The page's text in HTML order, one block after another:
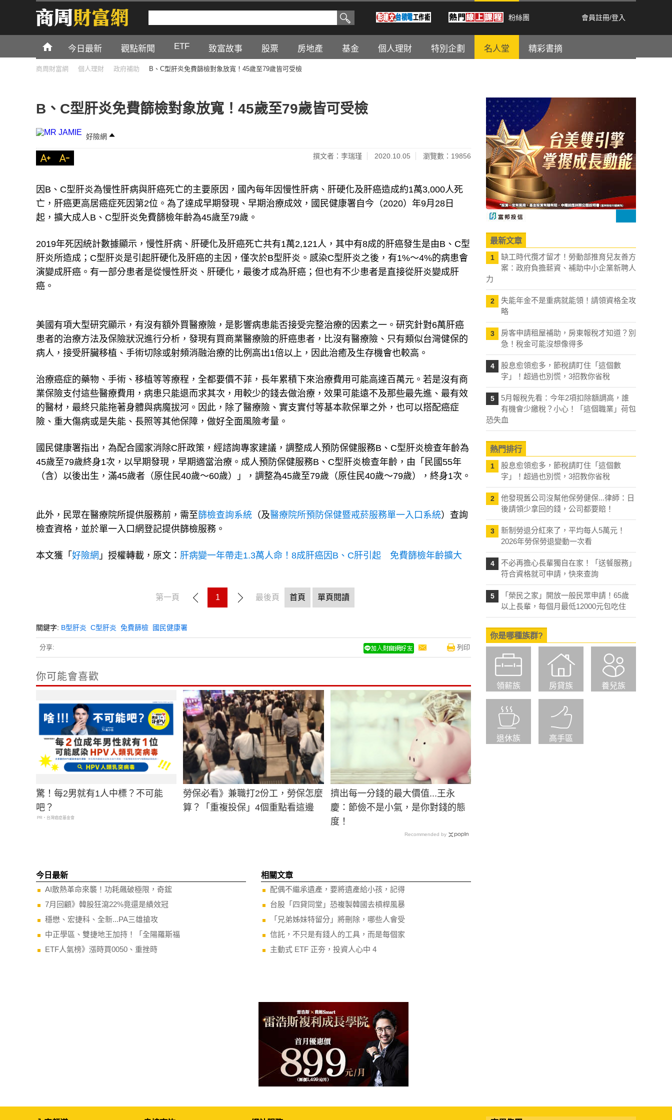
粉絲團 會員註冊/登入
今日最新 觀點新聞 ETF 致富故事 股票 房地產 基金 個人理財 特別企劃 名人堂 精彩書摘
商周財富網 個人理財 政府補助 B、C型肝炎免費篩檢對象放寬！45歲至79歲皆可受檢
B、C型肝炎免費篩檢對象放寬！45歲至79歲皆可受檢
好險網
撰文者：李瑞瑾 2020.10.05 瀏覽數：19856
因B、C型肝炎為慢性肝病與肝癌死亡的主要原因，國內每年因慢性肝病、肝硬化及肝癌造成約1萬3,000人死
亡，肝癌更高居癌症死因第2位。為了達成早期發現、早期治療成效，國民健康署自今（2020）年9月28日
起，擴大成人B、C型肝炎免費篩檢年齡為45歲至79歲。
2019年死因統計數據顯示，慢性肝病、肝硬化及肝癌死亡共有1萬2,121人，其中有8成的肝癌發生是由B、C型
肝炎所造成；C型肝炎是引起肝硬化及肝癌的主因，僅次於B型肝炎。感染C型肝炎之後，有1%～4%的病患會
演變成肝癌。有一部分患者是從慢性肝炎、肝硬化，最後才成為肝癌；但也有不少患者是直接從肝炎變成肝
癌。
美國有項大型研究顯示，有沒有額外買醫療險，是影響病患能否接受完整治療的因素之一。研究針對6萬肝癌
患者的治療方法及保險狀況進行分析，發現有買商業醫療險的肝癌患者，比沒有醫療險、只有類似台灣健保的
病人，接受肝臟移植、手術切除或射頻消融治療的比例高出1倍以上，因此治癒及生存機會也較高。
治療癌症的藥物、手術、移植等等療程，全都要價不菲，長年累積下來治療費用可能高達百萬元。若是沒有商
業保險支付這些醫療費用，病患只能退而求其次，用較少的錢去做治療，效果可能遠不及那些最先進、最有效
的醫材，最終只能拖著身體與病魔拔河。因此，除了醫療險、實支實付等基本款保單之外，也可以搭配癌症
險、重大傷病或是失能、長照等其他保障，做好全面風險考量。
國民健康署指出，為配合國家消除C肝政策，經諮詢專家建議，調整成人預防保健服務B、C型肝炎檢查年齡為
45歲至79歲終身1次，以早期發現，早期適當治療。成人預防保健服務B、C型肝炎檢查年齡，由「民國55年
（含）以後出生，滿45歲者（原住民40歲～60歲）」，調整為45歲至79歲（原住民40歲～79歲），終身1次。
此外，民眾在醫療院所提供服務前，需至篩檢查詢系統 （及醫療院所預防保健暨戒菸服務單一入口系統）查詢
檢查資格，並於單一入口網登記提供篩檢服務。
本文獲「 好險網 」授權轉載，原文： 肝病變一年帶走1.3萬人命！8成肝癌因B、C肝引起 免費篩檢年齡擴大
第一頁 1 最後頁 首頁 單頁閱讀
關鍵字: B型肝炎 C型肝炎 免費篩檢 國民健康署
分享: 列印
你可能會喜歡
驚！每2男就有1人中標？不可能
吧？
PR・台灣癌症基金會
勞保必看》兼職打2份工，勞保怎麼
算？「重複投保」4個重點看這邊
擠出每一分錢的最大價值...王永
慶：節儉不是小氣，是你對錢的態
度！
Recommended by
今日最新
AI散熱革命來襲！功耗飆破極限，奇鋐
7月回顧》韓股狂瀉22%竟還是績效冠
穩懋、宏捷科、全新...PA三雄搶攻
中正學區、雙捷地王加持！「全陽羅斯福
ETF人氣榜》漲時買0050、重挫時
相關文章
配偶不繼承遺產，要將遺產給小孩，記得
台股「四貸同堂」恐複製韓國去槓桿風暴
「兄弟姊妹特留分」將刪除，哪些人會受
信託，不只是有錢人的工具，而是每個家
主動式 ETF 正夯，投資人心中 4
最新文章
1
缺工時代攬才留才！勞動部推育兒友善方
案：政府負擔薪資、補助中小企業新聘人
力
2
失能年金不是重病就能領！請領資格全攻
略
3
房客申請租屋補助，房東報稅才知道？別
急！稅金可能沒想像得多
4
股息愈領愈多，節稅請盯住「這個數
字」！超過也別慌，3招教你省稅
5
5月報稅先看：今年2項扣除額調高，誰
有機會少繳稅？小心！「這個職業」荷包
恐失血
熱門排行
1
股息愈領愈多，節稅請盯住「這個數
字」！超過也別慌，3招教你省稅
2
他發現舊公司沒幫他保勞健保...律師：日
後請領少拿回的錢，公司都要賠！
3
新制勞退分紅來了，平均每人5萬元！
2026年勞保勞退變動一次看
4
不必再擔心長輩獨自在家！「送餐服務」
符合資格就可申請，快來查詢
5
「榮民之家」開放一般民眾申請！65歲
以上長輩，每個月最低12000元包吃住
你是哪種族群?
領薪族 房貸族 養兒族
退休族 高手區